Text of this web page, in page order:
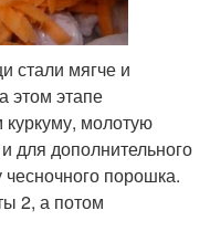
стали мягче и
этом этапе
молотую
для дополнительного
порошка.
2, а потом